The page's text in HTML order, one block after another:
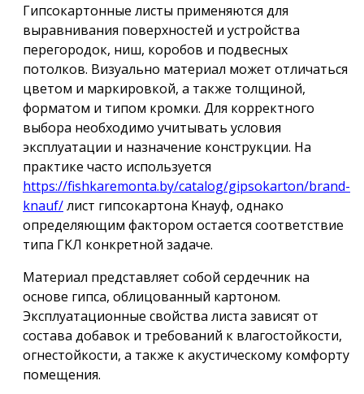
Гипсокартонные листы применяются для
выравнивания поверхностей и устройства
перегородок, ниш, коробов и подвесных
потолков. Визуально материал может отличаться
цветом и маркировкой, а также толщиной,
форматом и типом кромки. Для корректного
выбора необходимо учитывать условия
эксплуатации и назначение конструкции. На
практике часто используется
https://fishkaremonta.by/catalog/gipsokarton/brand-
knauf/лист гипсокартона Kнауф, однако
определяющим фактором остается соответствие
типа ГКЛ конкретной задаче.
Материал представляет собой сердечник на
основе гипса, облицованный картоном.
Эксплуатационные свойства листа зависят от
состава добавок и требований к влагостойкости,
огнестойкости, а также к акустическому комфорту
помещения.